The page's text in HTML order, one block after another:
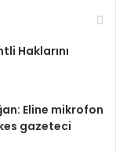
Haklarını
Eline mikrofon
gazeteci